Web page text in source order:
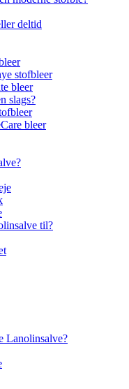
deltid
stofbleer
bleer
slags?
bleer
til?
Lanolinsalve?